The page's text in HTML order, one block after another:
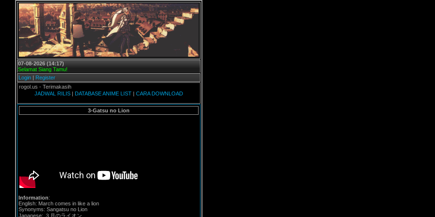
07-08-2026 (14:17)
Selamat Siang Tamu!
Login | Register
Grogol.us - Terimakasih
JADWAL RILIS | DATABASE ANIME LIST | CARA DOWNLOAD
3-Gatsu no Lion
Information:
English: March comes in like a lion
Synonyms: Sangatsu no Lion
Japanese: ３月のライオン